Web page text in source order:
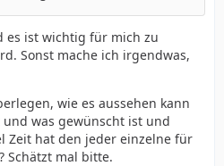
es ist wichtig für mich zu
Sonst mache ich irgendwas,
wie es aussehen kann
was gewünscht ist und
Zeit hat den jeder einzelne für
Schätzt mal bitte.